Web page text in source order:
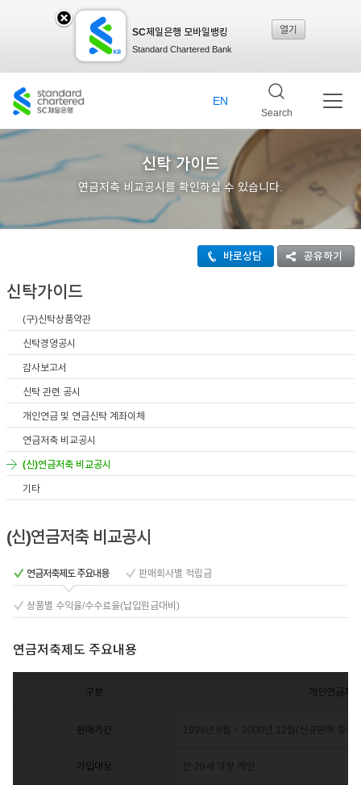
SC제일은행 모바일뱅킹
Standard Chartered Bank
열기
제일
킹레
이어
창 닫
기
Search
EN
신탁 가이드
연금저축 비교공시를 확인하실 수 있습니다.
바로상담 공유하기
신탁가이드
(구)신탁상품약관
신탁경영공시
감사보고서
신탁 관련 공시
개인연금 및 연금신탁 계좌이체
연금저축 비교공시
(신)연금저축 비교공시
기타
(신)연금저축 비교공시
연금저축제도 주요내용 판매회사별 적립금
상품별 수익율/수수료율(납입원금대비)
연금저축제도 주요내용
구분 개인연금저축
판매기간 1994년 6월 ~ 2000년 12월(신규판매 중지)
가입대상 만 20세 이상 개인